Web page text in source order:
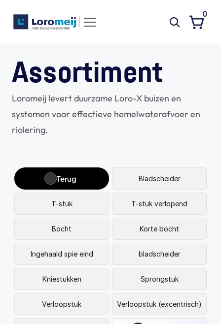
Assortiment
Loromeij levert duurzame Loro-X buizen en
systemen voor effectieve hemelwaterafvoer en
riolering.
Terug Bladscheider
T-stuk T-stuk verlopend
Bocht Korte bocht
Ingehaald spie eind bladscheider
Kniestukken Sprongstuk
Verloopstuk Verloopstuk (excentrisch)
Producten
Projecten
Poedercoaten
Waarom Loromeij
Downloads
Contact
Blogs
0